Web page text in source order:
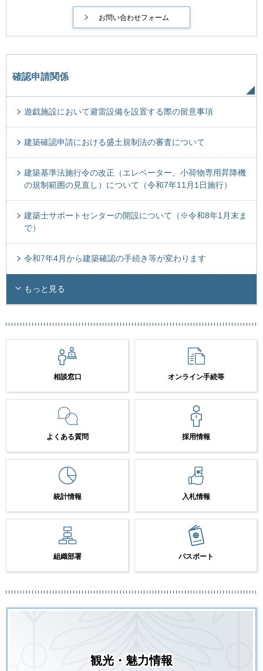
確認申請関係
遊戯施設において避雷設備を設置する際の留意事項
建築確認申請における盛土規制法の審査について
建築基準法施行令の改正（エレベーター、小荷物専用昇降機
の規制範囲の見直し）について（令和7年11月1日施行）
建築士サポートセンターの開設について（※令和8年1月末ま
で）
令和7年4月から建築確認の手続き等が変わります
もっと見る
相談窓口 オンライン手続等
よくある質問 採用情報
統計情報 入札情報
組織部署 パスポート
観光・魅力情報